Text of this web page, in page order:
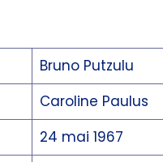
Bruno Putzulu
Caroline Paulus
24 mai 1967